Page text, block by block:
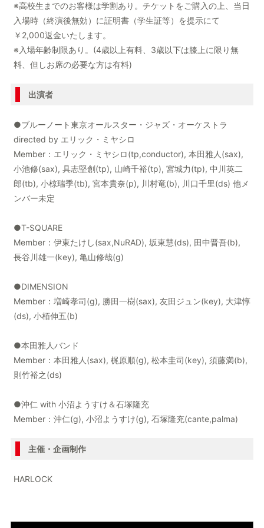
※高校生までのお客様は学割あり。チケットをご購入の上、当日
入場時（終演後無効）に証明書（学生証等）を提示にて
￥2,000返金いたします。
※入場年齢制限あり。(4歳以上有料、3歳以下は膝上に限り無
料、但しお席の必要な方は有料)
出演者
●ブルーノート東京オールスター・ジャズ・オーケストラ
directed by エリック・ミヤシロ
Member：エリック・ミヤシロ(tp,conductor), 本田雅人(sax),
小池修(sax), 具志堅創(tp), 山崎千裕(tp), 宮城力(tp), 中川英二
郎(tb), 小椋瑞季(tb), 宮本貴奈(p), 川村竜(b), 川口千里(ds) 他メ
ンバー未定
●T-SQUARE
Member：伊東たけし(sax,NuRAD), 坂東慧(ds), 田中晋吾(b),
長谷川雄一(key), 亀山修哉(g)
●DIMENSION
Member：増崎孝司(g), 勝田一樹(sax), 友田ジュン(key), 大津惇
(ds), 小栢伸五(b)
●本田雅人バンド
Member：本田雅人(sax), 梶原順(g), 松本圭司(key), 須藤満(b),
則竹裕之(ds)
●沖仁 with 小沼ようすけ＆石塚隆充
Member：沖仁(g), 小沼ようすけ(g), 石塚隆充(cante,palma)
主催・企画制作
HARLOCK